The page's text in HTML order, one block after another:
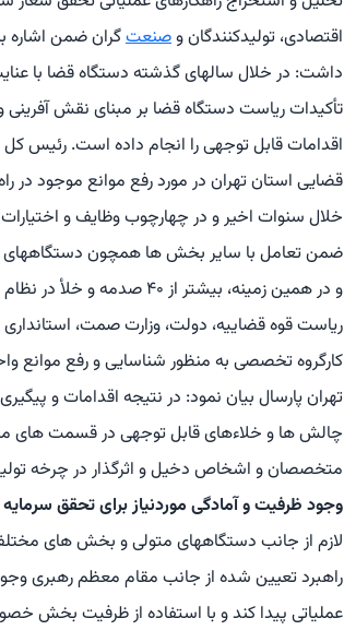
اقتصادی، تولیدکنندگان وصنعتگران ضمن اشاره
داشت: در خلال سالهای گذشته دستگاه قضا با
تأکیدات ریاست دستگاه قضا بر مبنای نقش
اقدامات قابل توجهی را انجام داده است. رئیس
قضایی استان تهران در مورد رفع موانع موجود در
خلال سنوات اخیر و در چهارچوب وظایف و
ضمن تعامل با سایر بخش ها همچون
و در همین زمینه، بیشتر
کارگروه تخصصی به منظور شناسایی و رفع موانع
تهران پارسال بیان نمود: در نتیجه اقدامات و
چالش ها و خلاءهای قابل توجهی در قسمت های
متخصصان و اشخاص دخیل و اثرگذار در چرخه
وجود ظرفیت و آمادگی موردنیاز برای تحقق سرمایه
لازم از جانب دستگاههای متولی و بخش های
راهبرد تعیین شده از جانب مقام معظم رهبری
عملیاتی پیدا کند و با استفاده از ظرفیت بخش